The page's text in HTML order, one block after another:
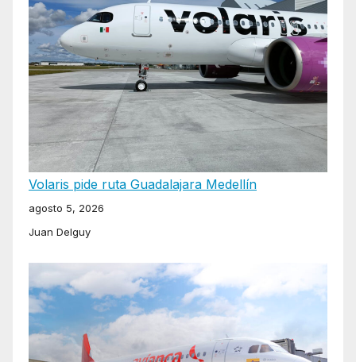
Volaris pide ruta Guadalajara Medellín
agosto 5, 2026
Juan Delguy